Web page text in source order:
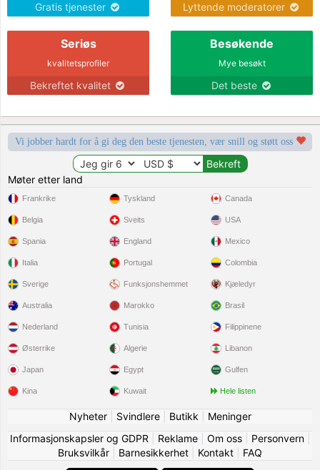
Gratis tjenester Lyttende moderatorer
Seriøs
kvalitetsprofiler
Bekreftet kvalitet
Besøkende
Mye besøkt
Det beste
Vi jobber hardt for å gi deg den beste tjenesten, vær snill og støtt oss
Møter etter land
Frankrike
Belgia
Spania
Italia
Sverige
Tyskland
Sveits
England
Portugal
Funksjonshemmet
Canada
USA
Mexico
Colombia
Kjæledyr
Australia
Nederland
Østerrike
Japan
Kina
Marokko
Tunisia
Algerie
Egypt
Kuwait
Brasil
Filippinene
Libanon
Gulfen
Hele listen
Nyheter| Svindlere| Butikk
Meninger
Informasjonskapsler og GDPR
Reklame| Om oss| Personvern|
Bruksvilkår
Barnesikkerhet Kontakt FAQ